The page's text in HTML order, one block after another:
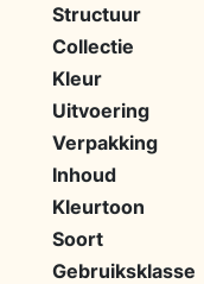
Structuur
Collectie
Kleur
Uitvoering
Verpakking
Inhoud
Kleurtoon
Soort
Gebruiksklasse